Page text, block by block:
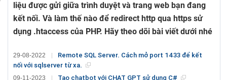
liệu được gửi giữa trình duyệt và trang web bạn đang
kết nối. Và làm thế nào để redirect http qua https sử
dụng .htaccess của PHP. Hãy theo dõi bài viết dưới nhé
29-08-2022
Remote SQL Server. Cách mở port 1433 để kết
nối với sqlserver từ xa.
09-11-2023 Tạo chatbot với CHAT GPT sử dụng C#